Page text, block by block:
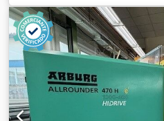
inyección:2,000 bar, peso
transportador de tornillo:
de entrega: a convenir Csdpfx
de pago: 100% antes de la
estrictamente neto